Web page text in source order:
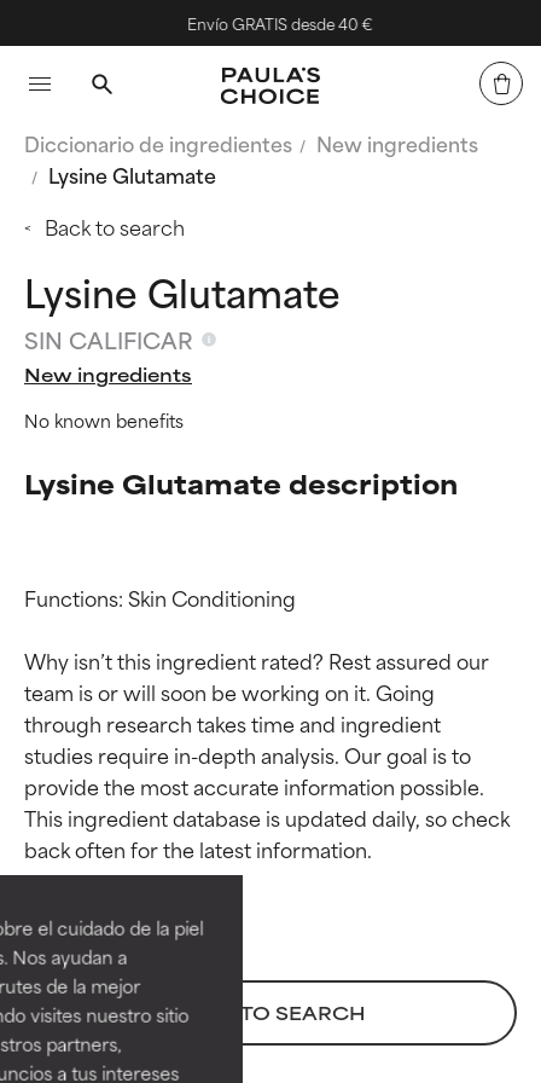
el cuidado de la piel
Nos ayudan a
de la mejor
visites nuestro sitio
partners,
a tus intereses
Envío GRATIS desde 40 €
Diccionario de ingredientes
New ingredients
Lysine Glutamate
Back to search
Lysine Glutamate
SIN CALIFICAR
New ingredients
No known benefits
Lysine Glutamate description
Functions: Skin Conditioning
Why isn’t this ingredient rated? Rest assured our
team is or will soon be working on it. Going
through research takes time and ingredient
studies require in-depth analysis. Our goal is to
provide the most accurate information possible.
This ingredient database is updated daily, so check
BACK TO SEARCH
Calificaciones de
ingredientes
EXCELENTE
Ingrediente sobresaliente con
beneficios reales para la piel. Su
Calificaciones de
ingredientes
EXCELENTE
Ingrediente sobresaliente con
beneficios reales para la piel. Su